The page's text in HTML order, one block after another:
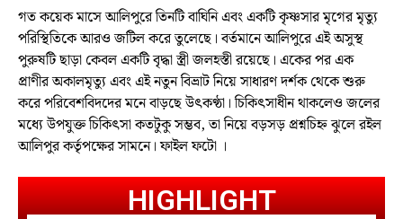
গত কয়েক মাসে আলিপুরে তিনটি বাঘিনি এবং একটি কৃষ্ণসার মৃগের মৃত্যু
পরিস্থিতিকে আরও জটিল করে তুলেছে। বর্তমানে আলিপুরে এই অসুস্থ
পুরুষটি ছাড়া কেবল একটি বৃদ্ধা স্ত্রী জলহস্তী রয়েছে। একের পর এক
প্রাণীর অকালমৃত্যু এবং এই নতুন বিভ্রাট নিয়ে সাধারণ দর্শক থেকে শুরু
করে পরিবেশবিদদের মনে বাড়ছে উৎকণ্ঠা। চিকিৎসাধীন থাকলেও জলের
মধ্যে উপযুক্ত চিকিৎসা কতটুকু সম্ভব, তা নিয়ে বড়সড় প্রশ্নচিহ্ন ঝুলে রইল
আলিপুর কর্তৃপক্ষের সামনে। ফাইল ফটো ।
HIGHLIGHT